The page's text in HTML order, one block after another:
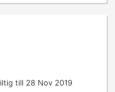
till 28 Nov 2019